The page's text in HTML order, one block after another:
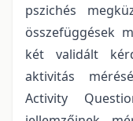
pszichés
összefüggések
két validált
aktivitás
Activity